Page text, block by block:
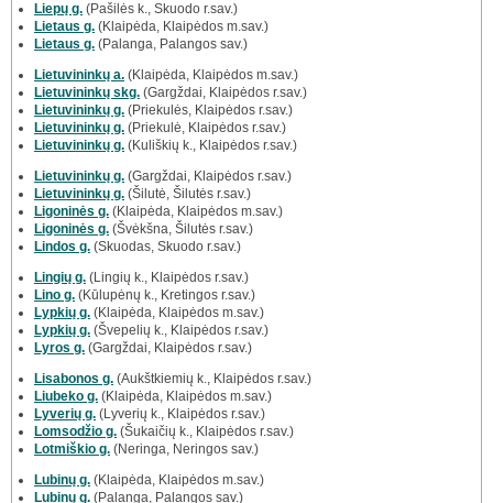
Liepų g. (Pašilės k., Skuodo r.sav.)
Lietaus g. (Klaipėda, Klaipėdos m.sav.)
Lietaus g. (Palanga, Palangos sav.)
Lietuvininkų a. (Klaipėda, Klaipėdos m.sav.)
Lietuvininkų skg. (Gargždai, Klaipėdos r.sav.)
Lietuvininkų g. (Priekulės, Klaipėdos r.sav.)
Lietuvininkų g. (Priekulė, Klaipėdos r.sav.)
Lietuvininkų g. (Kuliškių k., Klaipėdos r.sav.)
Lietuvininkų g. (Gargždai, Klaipėdos r.sav.)
Lietuvininkų g. (Šilutė, Šilutės r.sav.)
Ligoninės g. (Klaipėda, Klaipėdos m.sav.)
Ligoninės g. (Švėkšna, Šilutės r.sav.)
Lindos g. (Skuodas, Skuodo r.sav.)
Lingių g. (Lingių k., Klaipėdos r.sav.)
Lino g. (Kūlupėnų k., Kretingos r.sav.)
Lypkių g. (Klaipėda, Klaipėdos m.sav.)
Lypkių g. (Švepelių k., Klaipėdos r.sav.)
Lyros g. (Gargždai, Klaipėdos r.sav.)
Lisabonos g. (Aukštkiemių k., Klaipėdos r.sav.)
Liubeko g. (Klaipėda, Klaipėdos m.sav.)
Lyverių g. (Lyverių k., Klaipėdos r.sav.)
Lomsodžio g. (Šukaičių k., Klaipėdos r.sav.)
Lotmiškio g. (Neringa, Neringos sav.)
Lubinų g. (Klaipėda, Klaipėdos m.sav.)
Lubinų g. (Palanga, Palangos sav.)